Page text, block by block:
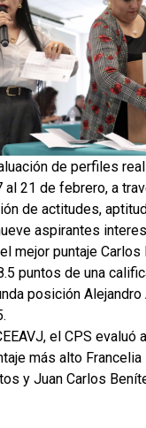
de perfiles
21 de febrero, a
de actitudes,
aspirantes
mejor puntaje Carlos
puntos de una
posición Alejandro
el CPS evaluó
más alto Francelia
y Juan Carlos